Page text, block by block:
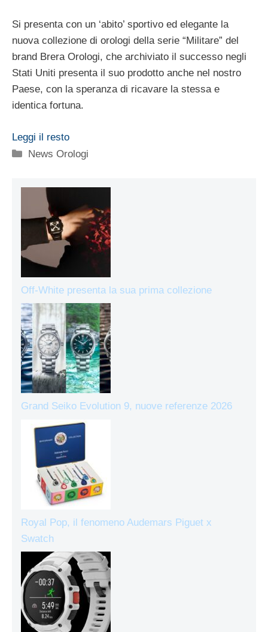
Si presenta con un ‘abito’ sportivo ed elegante la
nuova collezione di orologi della serie “Militare” del
brand Brera Orologi, che archiviato il successo negli
Stati Uniti presenta il suo prodotto anche nel nostro
Paese, con la speranza di ricavare la stessa e
identica fortuna.
Leggi il resto
Categorie
News Orologi
Off-White presenta la sua prima collezione
Grand Seiko Evolution 9, nuove referenze 2026
Royal Pop, il fenomeno Audemars Piguet x
Swatch